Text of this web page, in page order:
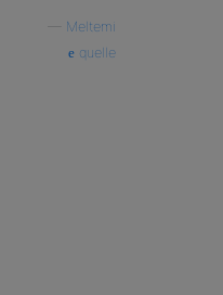
Meltemi
quelle